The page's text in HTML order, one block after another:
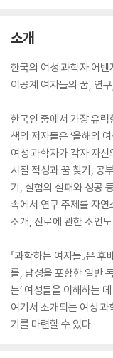
소개
한국의 여성 과학자 어
이공계 여자들의 꿈, 연
한국인 중에서 가장 유
책의 저자들은 ‘올해의
여성 과학자가 각자 자
시절 적성과 꿈 찾기, 공
기, 실험의 실패와 성공
속에서 연구 주제를 자
소개, 진로에 관한 조언
『과학하는 여자들』은
를, 남성을 포함한 일반
는’ 여성들을 이해하는
여기서 소개되는 여성
기를 마련할 수 있다.